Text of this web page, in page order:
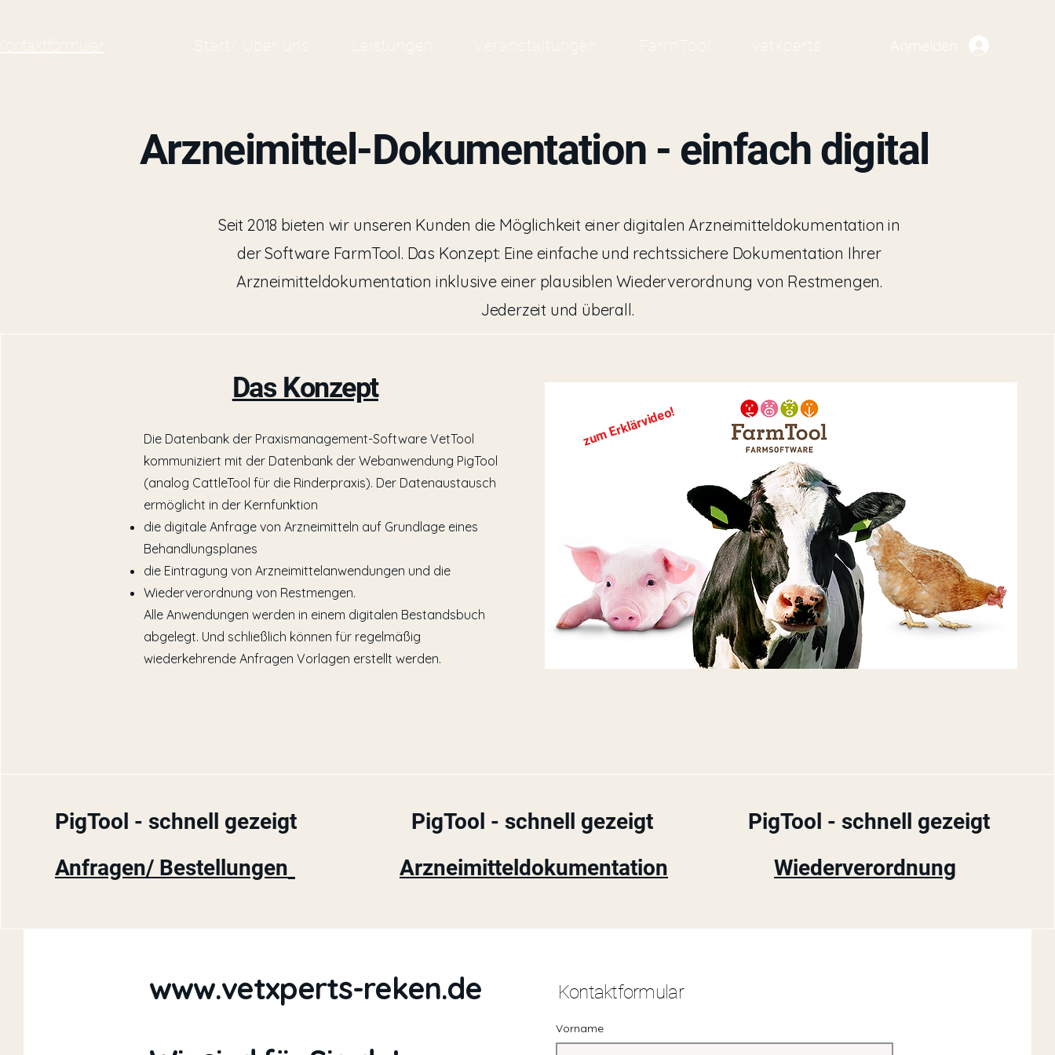
Start/ Über uns Leistungen Veranstaltungen FarmTool vetxperts Anmelden
Arzneimittel-Dokumentation - einfach digital
Seit 2018 bieten wir unseren Kunden die Möglichkeit einer digitalen Arzneimitteldokumentation in
der Software FarmTool. Das Konzept: Eine einfache und rechtssichere Dokumentation Ihrer
Arzneimitteldokumentation inklusive einer plausiblen Wiederverordnung von Restmengen.
Jederzeit und überall.
Das Konzept
Die Datenbank der Praxismanagement-Software VetTool
kommuniziert mit der Datenbank der Webanwendung PigTool
(analog CattleTool für die Rinderpraxis). Der Datenaustausch
ermöglicht in der Kernfunktion
die digitale Anfrage von Arzneimitteln auf Grundlage eines
Behandlungsplanes
die Eintragung von Arzneimittelanwendungen und die
Wiederverordnung von Restmengen.
Alle Anwendungen werden in einem digitalen Bestandsbuch
abgelegt. Und schließlich können für regelmäßig
wiederkehrende Anfragen Vorlagen erstellt werden.
zum Erklärvideo!
PigTool - schnell gezeigt
Anfragen/ Bestellungen
PigTool - schnell gezeigt
Arzneimitteldokumentation
PigTool - schnell gezeigt
Wiederverordnung
www.vetxperts-reken.de
Kontaktformular
Vorname